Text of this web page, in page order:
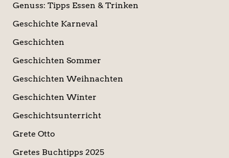
Genuss: Tipps Essen & Trinken
Geschichte Karneval
Geschichten
Geschichten Sommer
Geschichten Weihnachten
Geschichten Winter
Geschichtsunterricht
Grete Otto
Gretes Buchtipps 2025